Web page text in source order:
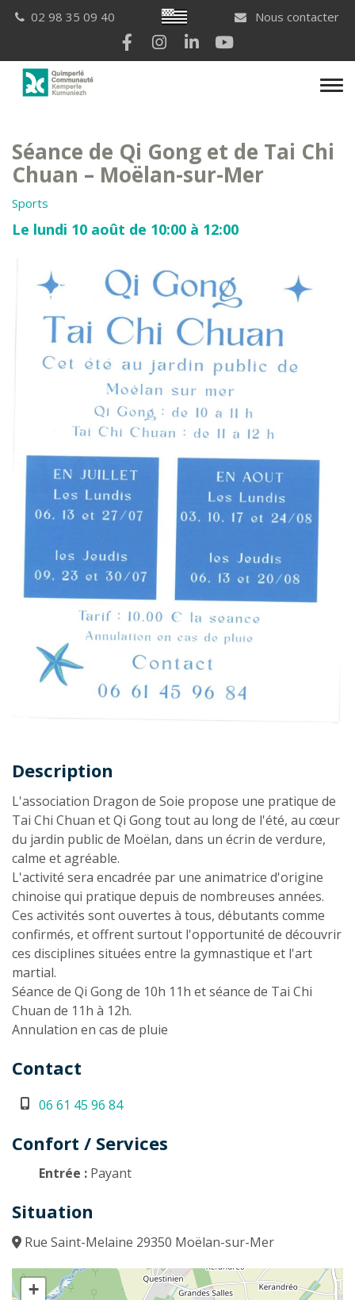
Breton
02 98 35 09 40
Nous contacter
Lien vers le compte Facebook
Lien vers le compte Instagram
Lien vers le compte
Séance de Qi Gong et de Tai Chi
Chuan – Moëlan-sur-Mer
Sports
Le lundi 10 août de 10:00 à 12:00
Description
Description
L'association Dragon de Soie propose une pratique de
Tai Chi Chuan et Qi Gong tout au long de l'été, au cœur
du jardin public de Moëlan, dans un écrin de verdure,
calme et agréable.
L'activité sera encadrée par une animatrice d'origine
chinoise qui pratique depuis de nombreuses années.
Ces activités sont ouvertes à tous, débutants comme
confirmés, et offrent surtout l'opportunité de découvrir
ces disciplines situées entre la gymnastique et l'art
martial.
Séance de Qi Gong de 10h 11h et séance de Tai Chi
Chuan de 11h à 12h.
Annulation en cas de pluie
Contact
06 61 45 96 84
Confort / Services
Entrée : Payant
Situation
Rue Saint-Melaine 29350 Moëlan-sur-Mer
+